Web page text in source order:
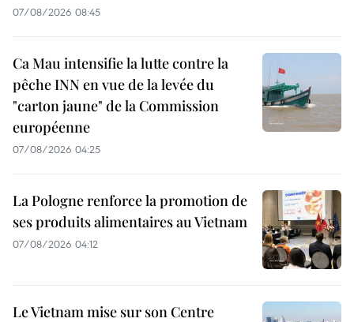
07/08/2026 08:45
Ca Mau intensifie la lutte contre la
pêche INN en vue de la levée du
"carton jaune" de la Commission
européenne
07/08/2026 04:25
La Pologne renforce la promotion de
ses produits alimentaires au Vietnam
07/08/2026 04:12
Le Vietnam mise sur son Centre